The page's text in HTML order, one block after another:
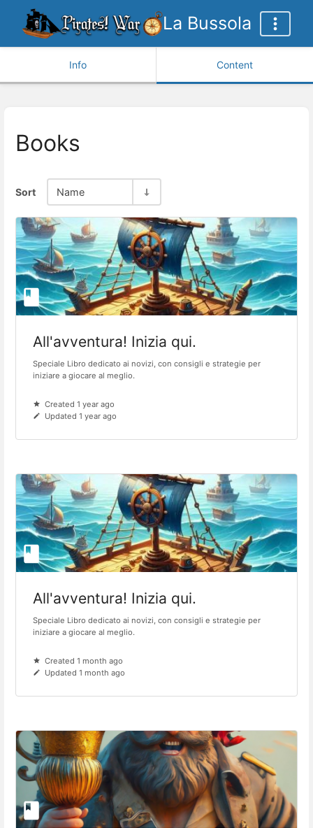
La Bussola
Info Content
Books
Sort Name
All'avventura! Inizia qui.
Speciale Libro dedicato ai novizi, con consigli e strategie per
iniziare a giocare al meglio.
Created 1 year ago
Updated 1 year ago
All'avventura! Inizia qui.
Speciale Libro dedicato ai novizi, con consigli e strategie per
iniziare a giocare al meglio.
Created 1 month ago
Updated 1 month ago